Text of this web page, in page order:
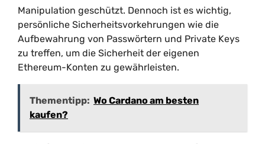
Manipulation geschützt. Dennoch ist es wichtig,
persönliche Sicherheitsvorkehrungen wie die
Aufbewahrung von Passwörtern und Private Keys
zu treffen, um die Sicherheit der eigenen
Ethereum-Konten zu gewährleisten.
Thementipp: Wo Cardano am besten
kaufen?